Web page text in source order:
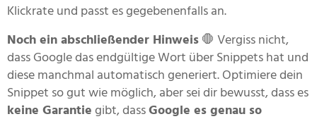
Klickrate und passt es gegebenenfalls an.
Noch ein abschließender Hinweis 🛑 Vergiss nicht,
dass Google das endgültige Wort über Snippets hat und
diese manchmal automatisch generiert. Optimiere dein
Snippet so gut wie möglich, aber sei dir bewusst, dass es
keine Garantie gibt, dassGoogle es genau so